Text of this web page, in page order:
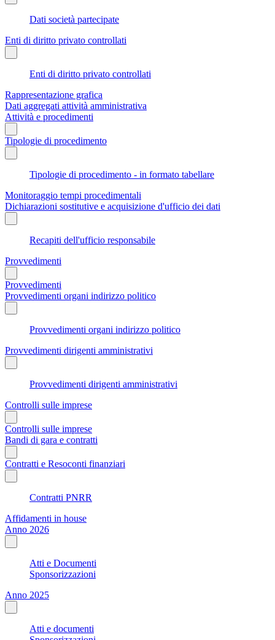
Dati società partecipate
Enti di diritto privato controllati
Enti di diritto privato controllati
Rappresentazione grafica
Dati aggregati attività amministrativa
Attività e procedimenti
Tipologie di procedimento
Tipologie di procedimento - in formato tabellare
Monitoraggio tempi procedimentali
Dichiarazioni sostitutive e acquisizione d'ufficio dei dati
Recapiti dell'ufficio responsabile
Provvedimenti
Provvedimenti
Provvedimenti organi indirizzo politico
Provvedimenti organi indirizzo politico
Provvedimenti dirigenti amministrativi
Provvedimenti dirigenti amministrativi
Controlli sulle imprese
Controlli sulle imprese
Bandi di gara e contratti
Contratti e Resoconti finanziari
Contratti PNRR
Affidamenti in house
Anno 2026
Atti e Documenti
Sponsorizzazioni
Anno 2025
Atti e documenti